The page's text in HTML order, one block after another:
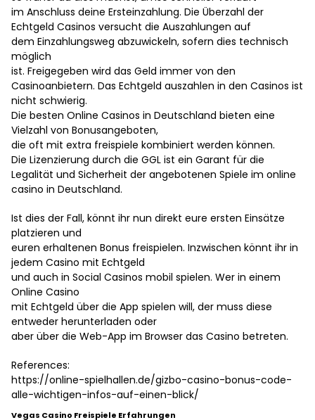
im Anschluss deine Ersteinzahlung. Die Überzahl der
Echtgeld Casinos versucht die Auszahlungen auf
dem Einzahlungsweg abzuwickeln, sofern dies technisch
möglich
ist. Freigegeben wird das Geld immer von den
Casinoanbietern. Das Echtgeld auszahlen in den Casinos ist
nicht schwierig.
Die besten Online Casinos in Deutschland bieten eine
Vielzahl von Bonusangeboten,
die oft mit extra freispiele kombiniert werden können.
Die Lizenzierung durch die GGL ist ein Garant für die
Legalität und Sicherheit der angebotenen Spiele im online
casino in Deutschland.
Ist dies der Fall, könnt ihr nun direkt eure ersten Einsätze
platzieren und
euren erhaltenen Bonus freispielen. Inzwischen könnt ihr in
jedem Casino mit Echtgeld
und auch in Social Casinos mobil spielen. Wer in einem
Online Casino
mit Echtgeld über die App spielen will, der muss diese
entweder herunterladen oder
aber über die Web-App im Browser das Casino betreten.
References:
https://online-spielhallen.de/gizbo-casino-bonus-code-
alle-wichtigen-infos-auf-einen-blick/
Vegas Casino Freispiele Erfahrungen